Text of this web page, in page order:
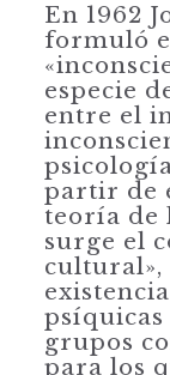
En 1962
formuló
especie
entre el
partir de
teoría de
surge el
cultural»,
grupos
para los